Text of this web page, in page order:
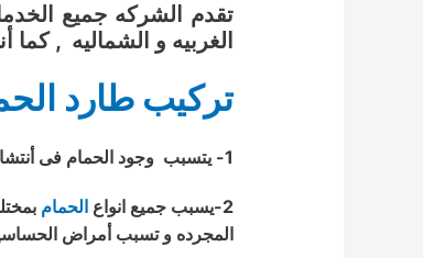
تقدم الشركه جميع
الغربيه و الشماليه , كما
تركيب طارد
1- يتسبب وجود الحمام فى أنتشار ألروائح ألكريهه بالمبنى و المنشات .
2-يسبب جميع انواع الحمام
المجرده و تسبب أمراض